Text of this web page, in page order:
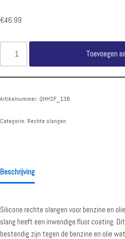
€46.99
Toevoegen
Artikelnummer: QHHSF_13B
Categorie: Rechte slangen
Beschrijving
Silicone rechte slangen voor benzine en
slang heeft een inwendige fluor coating.
bestendig zijn tegen de benzine en olie